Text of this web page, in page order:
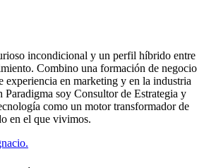
incondicional y un perfil híbrido entre
Combino una formación de negocio
experiencia en marketing y en la industria
Paradigma soy Consultor de Estrategia y
como un motor transformador de
en el que vivimos.